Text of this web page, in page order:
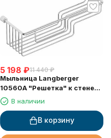
5 198 ₽11 440 ₽
Мыльница Langberger
10560A "Решетка" к стене
двойная хромированная
В наличии
В корзину